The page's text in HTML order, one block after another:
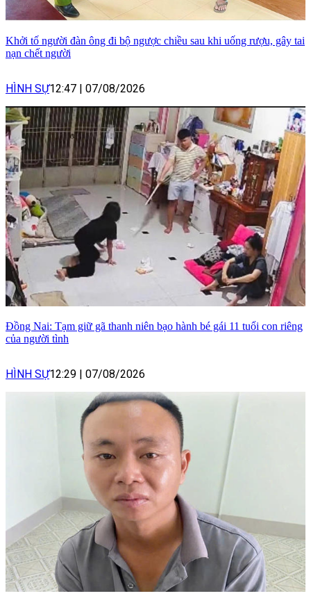
Khởi tố người đàn ông đi bộ ngược chiều sau khi uống rượu, gây tai
nạn chết người
HÌNH SỰ12:47 07/08/2026
Đồng Nai: Tạm giữ gã thanh niên bạo hành bé gái 11 tuổi con riêng
của người tình
HÌNH SỰ12:29 07/08/2026